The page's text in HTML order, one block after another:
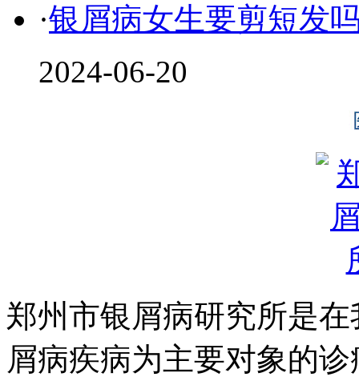
·银屑病女生要剪短发
2024-06-20
郑州市银屑病研究所是
屑病疾病为主要对象的